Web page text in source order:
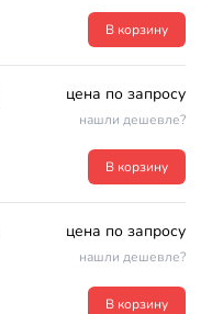
В корзину
цена по запросу
нашли дешевле?
В корзину
цена по запросу
нашли дешевле?
В корзину